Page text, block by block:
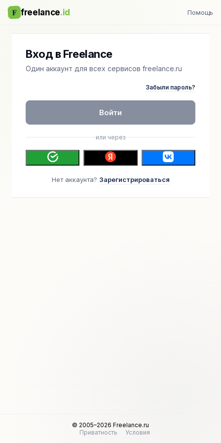
F freelance.id Помощь
Вход в Freelance
Один аккаунт для всех сервисов freelance.ru
Забыли пароль?
Войти
или через
Нет аккаунта? Зарегистрироваться
© 2005–2026 Freelance.ru
Приватность
Условия